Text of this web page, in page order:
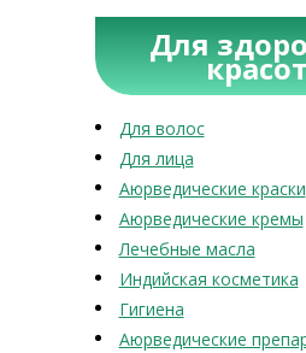
Для
Для волос
Для лица
Аюрведические краски
Аюрведические кремы
Лечебные масла
Индийская косметика
Гигиена
Аюрведические